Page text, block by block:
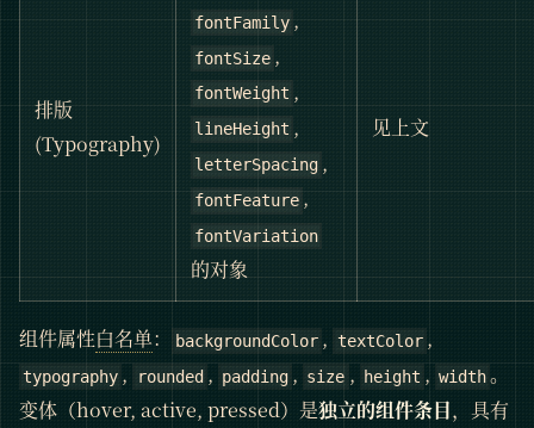
排版
(Typography)
fontFamily ,
fontSize ,
fontWeight ,
lineHeight ,
letterSpacing ,
fontFeature ,
fontVariation
的对象
见上文
组件属性白名单： backgroundColor , textColor ,
typography , rounded , padding , size , height , width 。
变体（hover, active, pressed）是独立的组件条目，具有